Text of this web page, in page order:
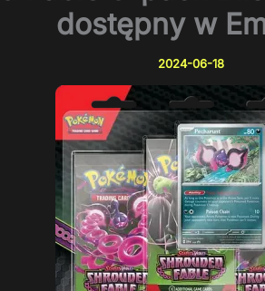
dostępny w
2024-06-18